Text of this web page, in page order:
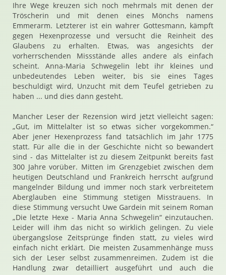
Ihre Wege kreuzen sich noch mehrmals mit denen der
Tröscherin und mit denen eines Mönchs namens
Emmerarm. Letzterer ist ein wahrer Gottesmann, kämpft
gegen Hexenprozesse und versucht die Reinheit des
Glaubens zu erhalten. Etwas, was angesichts der
vorherrschenden Missstände alles andere als einfach
scheint. Anna-Maria Schwegelin lebt ihr kleines und
unbedeutendes Leben weiter, bis sie eines Tages
beschuldigt wird, Unzucht mit dem Teufel getrieben zu
haben ... und dies dann gesteht.
Mancher Leser der Rezension wird jetzt vielleicht sagen:
„Gut, im Mittelalter ist so etwas sicher vorgekommen.“
Aber jener Hexenprozess fand tatsächlich im Jahr 1775
statt. Für alle die in der Geschichte nicht so bewandert
sind - das Mittelalter ist zu diesem Zeitpunkt bereits fast
300 Jahre vorüber. Mitten im Grenzgebiet zwischen dem
heutigen Deutschland und Frankreich herrscht aufgrund
mangelnder Bildung und immer noch stark verbreitetem
Aberglauben eine Stimmung stetigen Misstrauens. In
diese Stimmung versucht Uwe Gardein mit seinem Roman
„Die letzte Hexe - Maria Anna Schwegelin“ einzutauchen.
Leider will ihm das nicht so wirklich gelingen. Zu viele
übergangslose Zeitsprünge finden statt, zu vieles wird
einfach nicht erklärt. Die meisten Zusammenhänge muss
sich der Leser selbst zusammenreimen. Zudem ist die
Handlung zwar detailliert ausgeführt und auch die